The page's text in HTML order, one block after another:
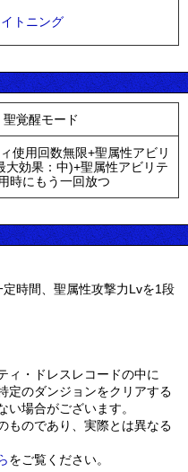
トニング
聖覚醒モード
使用回数無限+聖属性アビリ
大効果：中)+聖属性アビリテ
時にもう一回放つ
時間、聖属性攻撃力Lvを1段
ィ・ドレスレコードの中に
定のダンジョンをクリアする
場合がございます。
ものであり、実際とは異なる
をご覧ください。